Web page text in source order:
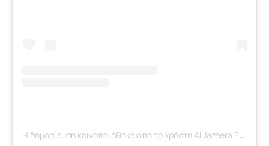
Η δημοσίευση κοινοποιήθηκε από το χρήστη Al Jazeera English (@aljazeeraenglish)